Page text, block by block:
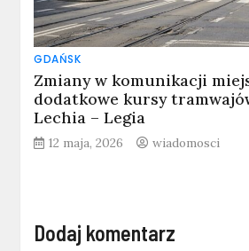
GDAŃSK
Zmiany w komunikacji
dodatkowe kursy
Lechia – Legia
12 maja, 2026 wiadomosci
Dodaj komentarz